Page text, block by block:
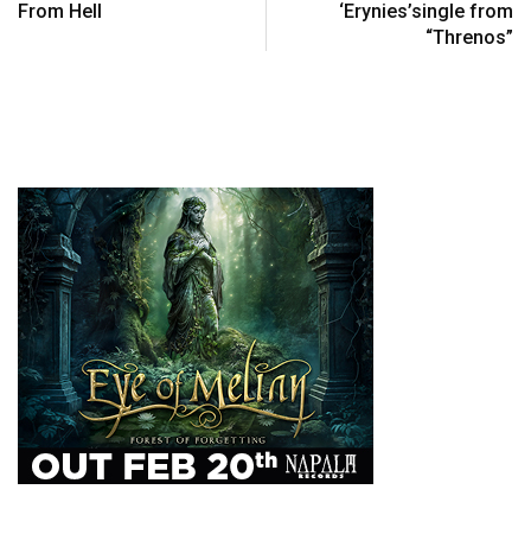
From Hell
‘Erynies’single from
“Threnos”